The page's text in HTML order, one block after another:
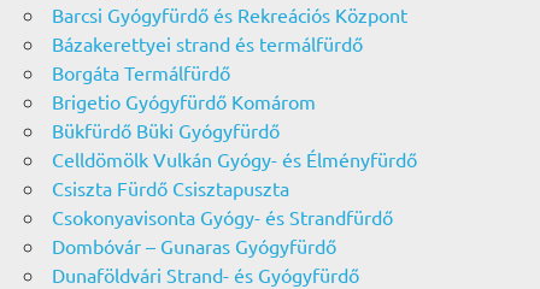
Barcsi Gyógyfürdő és Rekreációs Központ
Bázakerettyei strand és termálfürdő
Borgáta Termálfürdő
Brigetio Gyógyfürdő Komárom
Bükfürdő Büki Gyógyfürdő
Celldömölk Vulkán Gyógy- és Élményfürdő
Csiszta Fürdő Csisztapuszta
Csokonyavisonta Gyógy- és Strandfürdő
Dombóvár – Gunaras Gyógyfürdő
Dunaföldvári Strand- és Gyógyfürdő